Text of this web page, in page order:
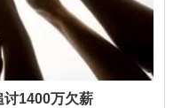
讨1400万欠薪